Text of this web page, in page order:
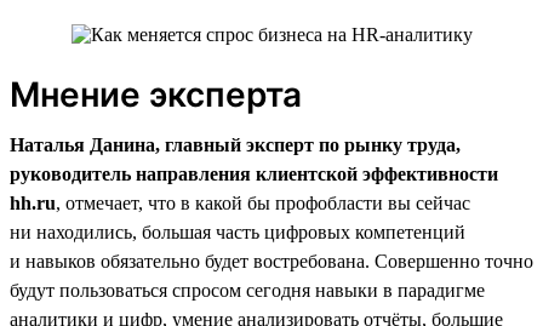
Мнение эксперта
Наталья Данина, главный эксперт по рынку труда,
руководитель направления клиентской эффективности
hh.ru, отмечает, что в какой бы профобласти вы сейчас
ни находились, большая часть цифровых компетенций
и навыков обязательно будет востребована. Совершенно точно
будут пользоваться спросом сегодня навыки в парадигме
аналитики и цифр, умение анализировать отчёты, большие